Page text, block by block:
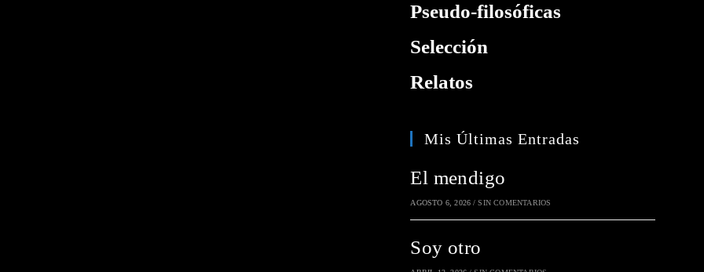
Pseudo-filosóficas
Selección
Relatos
Mis Últimas Entradas
El mendigo
AGOSTO 6, 2026 / SIN COMENTARIOS
Soy otro